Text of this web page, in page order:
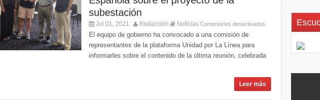
subestación
Jul 01, 2021 Redacción Noticias Comentarios desactivados
El equipo de gobierno ha convocado a una comisión de
representantes de la plataforma Unidad por La Línea para
informarles sobre el contenido de la última reunión, celebrada
Leer más